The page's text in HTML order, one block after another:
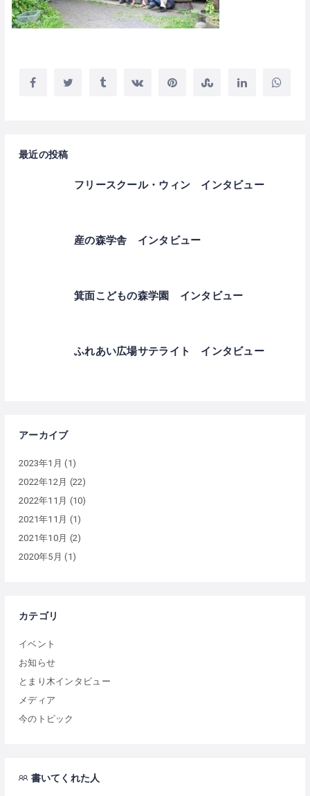
最近の投稿
フリースクール・ウィン インタビュー
産の森学舎 インタビュー
箕面こどもの森学園 インタビュー
ふれあい広場サテライト インタビュー
アーカイブ
2023年1月 (1)
2022年12月 (22)
2022年11月 (10)
2021年11月 (1)
2021年10月 (2)
2020年5月 (1)
カテゴリ
イベント
お知らせ
とまり木インタビュー
メディア
今のトピック
書いてくれた人